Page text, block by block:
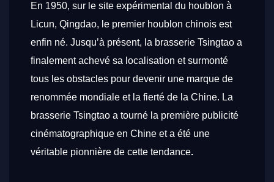
En 1950, sur le site expérimental du houblon à
Licun, Qingdao, le premier houblon chinois est
enfin né. Jusqu’à présent, la brasserie Tsingtao a
finalement achevé sa localisation et surmonté
tous les obstacles pour devenir une marque de
renommée mondiale et la fierté de la Chine. La
brasserie Tsingtao a tourné la première publicité
cinématographique en Chine et a été une
véritable pionnière de cette tendance.